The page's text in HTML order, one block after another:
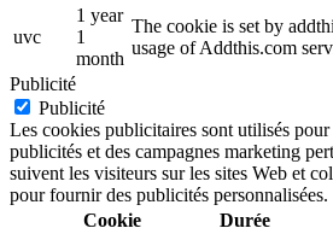
uvc
1 year
1
month
The cookie is set by
usage of Addthis.com
Publicité
Publicité
Les cookies publicitaires sont utilisés
publicités et des campagnes marketing
suivent les visiteurs sur les sites Web et
pour fournir des publicités personnalisées.
Cookie
Durée